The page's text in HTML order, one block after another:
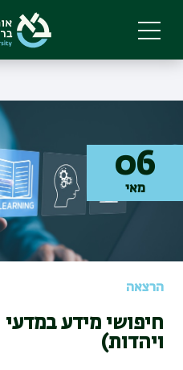
main
06
מאי
הרצאה
חיפושי מידע במדעי האדם (רוח, חברה
ויהדות)